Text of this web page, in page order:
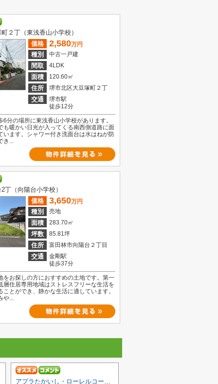
２丁（東浅香山小学校）
価格
2,580万円
種別 中古一戸建
間取 4LDK
面積 120.60㎡
住所 堺市北区大豆塚町２丁
交通
堺市駅
徒歩12分
6分の場所に東浅香山小学校があります。
も暖かい日光が入ってくる南西側道路に面
います。シャワー付き洗面台は水はねが防
き...
丁（向陽台小学校）
価格
3,650万円
種別 売地
面積 283.70㎡
坪数 85.81坪
住所 富田林市向陽台２丁目
交通
金剛駅
徒歩37分
をお探しの方におすすめの土地です。第一
層住居専用地域はストレスフリーな生活を
ことができ、静かな生活に適しています。
や...
アプラたかいし・ローレルコート高石